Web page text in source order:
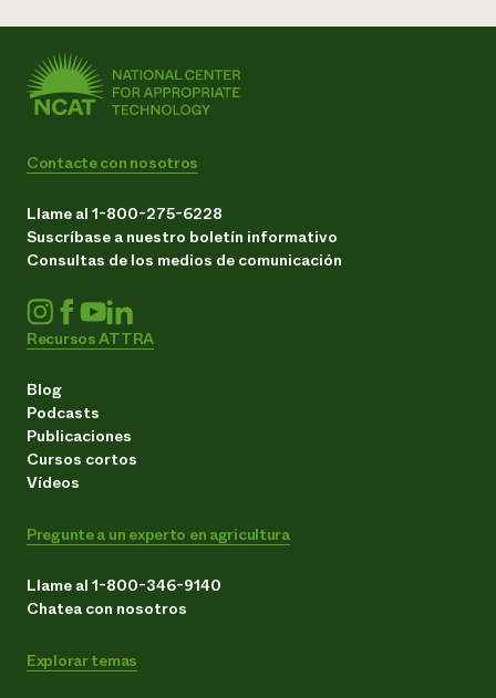
Contacte con nosotros
Llame al 1-800-275-6228
Suscríbase a nuestro boletín informativo
Consultas de los medios de comunicación
Recursos ATTRA
Blog
Podcasts
Publicaciones
Cursos cortos
Vídeos
Pregunte a un experto en agricultura
Llame al 1-800-346-9140
Chatea con nosotros
Explorar temas